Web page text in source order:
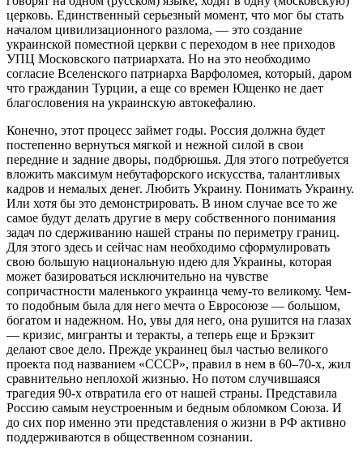
церковь. Единственный серьезный момент, что мог бы стать
началом цивилизационного разлома, — это создание
украинской поместной церкви с переходом в нее приходов
УПЦ Московского патриархата. Но на это необходимо
согласие Вселенского патриарха Варфоломея, который, даром
что гражданин Турции, а еще со времен Ющенко не дает
благословения на украинскую автокефалию.
Конечно, этот процесс займет годы. Россия должна будет
постепенно вернуться мягкой и нежной силой в свои
передние и задние дворы, подбрюшья. Для этого потребуется
вложить максимум небутафорского искусства, талантливых
кадров и немалых денег. Любить Украину. Понимать Украину.
Или хотя бы это демонстрировать. В ином случае все то же
самое будут делать другие в меру собственного понимания
задач по сдерживанию нашей страны по периметру границ.
Для этого здесь и сейчас нам необходимо сформулировать
свою большую национальную идею для Украины, которая
может базироваться исключительно на чувстве
сопричастности маленького украинца чему-то великому. Чем-
то подобным была для него мечта о Евросоюзе — большом,
богатом и надежном. Но, увы для него, она рушится на глазах
— кризис, мигранты и теракты, а теперь еще и Брэкзит
делают свое дело. Прежде украинец был частью великого
проекта под названием «СССР», правил в нем в 60–70-х, жил
сравнительно неплохой жизнью. Но потом случившаяся
трагедия 90-х отвратила его от нашей страны. Представила
Россию самым неустроенным и бедным обломком Союза. И
до сих пор именно эти представления о жизни в РФ активно
поддерживаются в общественном сознании.